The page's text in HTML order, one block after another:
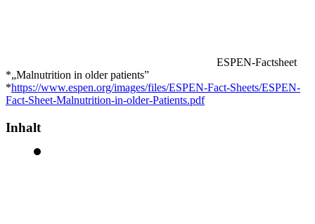
ESPEN-Factsheet
*„Malnutrition in older patients”
*https://www.espen.org/images/files/ESPEN-Fact-Sheets/ESPEN-
Fact-Sheet-Malnutrition-in-older-Patients.pdf
Inhalt